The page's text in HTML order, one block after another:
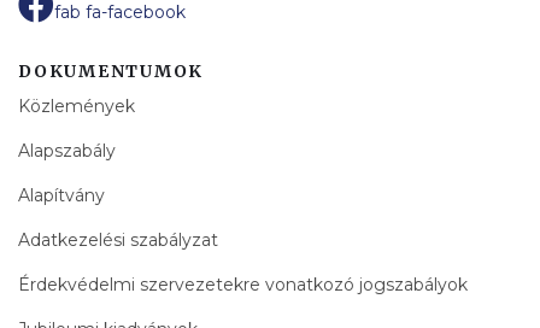
fab fa-facebook
DOKUMENTUMOK
Közlemények
Alapszabály
Alapítvány
Adatkezelési szabályzat
Érdekvédelmi szervezetekre vonatkozó jogszabályok